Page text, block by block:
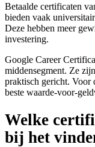
Betaalde certificaten
bieden vaak
Deze hebben meer
investering.
Google Career
middensegment. Ze
praktisch gericht. Voor
beste waarde-voor-
Welke
bij het